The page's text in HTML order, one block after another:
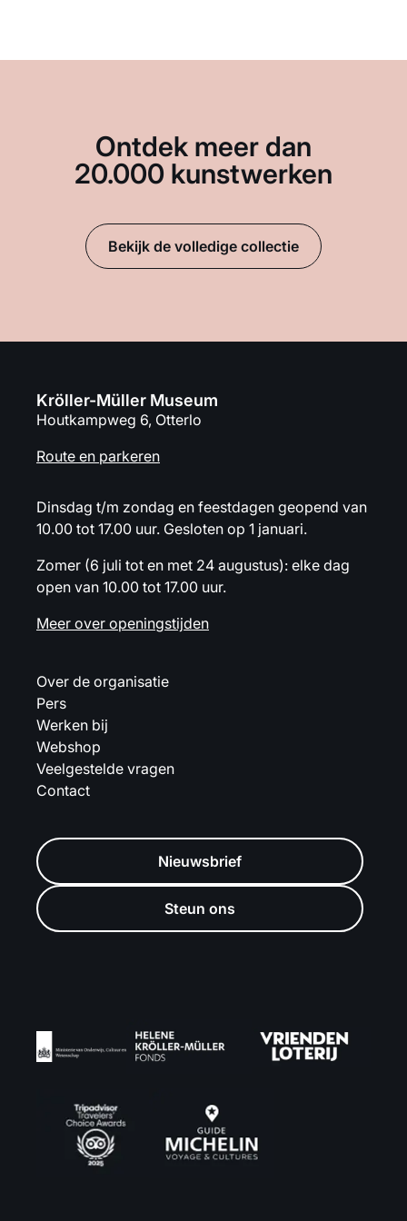
Ontdek meer dan
20.000 kunstwerken
Bekijk de volledige collectie
Kröller-Müller Museum
Houtkampweg 6, Otterlo
Route en parkeren
Dinsdag t/m zondag en feestdagen geopend van
10.00 tot 17.00 uur. Gesloten op 1 januari.
Zomer (6 juli tot en met 24 augustus): elke dag
open van 10.00 tot 17.00 uur.
Meer over openingstijden
Over de organisatie
Pers
Werken bij
Webshop
Veelgestelde vragen
Contact
Nieuwsbrief
Steun ons